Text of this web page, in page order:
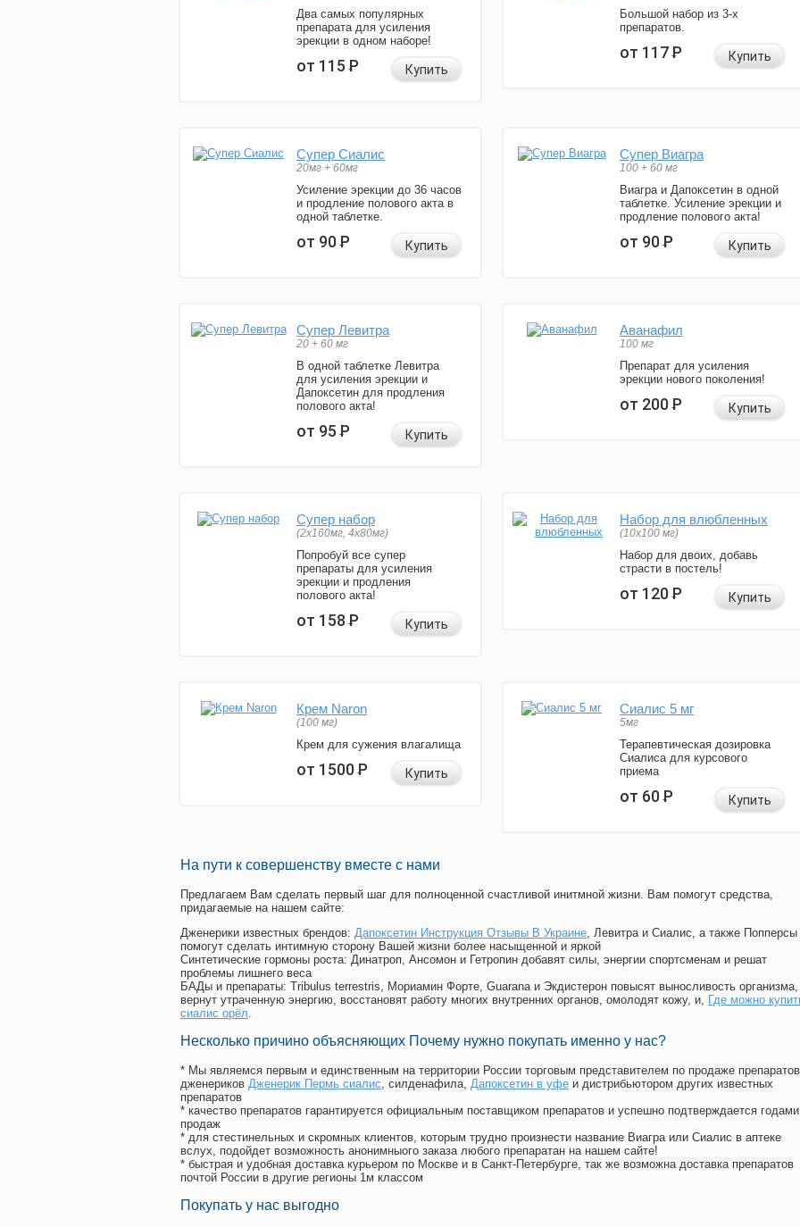
Два самых популярных
препарата для усиления
эрекции в одном наборе!
от 115Р Купить
Большой набор из 3-х
препаратов.
от 117Р Купить
Супер Сиалис
20мг + 60мг
Усиление эрекции до 36 часов
и продление полового акта в
одной таблетке.
от 90Р Купить
Супер Виагра
100 + 60 мг
Виагра и Дапоксетин в одной
таблетке. Усиление эрекции и
продление полового акта!
от 90Р Купить
Супер Левитра
20 + 60 мг
В одной таблетке Левитра
для усиления эрекции и
Дапоксетин для продления
полового акта!
от 95Р Купить
Аванафил
100 мг
Препарат для усиления
эрекции нового поколения!
от 200Р Купить
Супер набор
(2х160мг, 4х80мг)
Попробуй все супер
препараты для усиления
эрекции и продления
полового акта!
от 158Р Купить
Набор для влюбленных
(10х100 мг)
Набор для двоих, добавь
страсти в постель!
от 120Р Купить
Крем Naron
(100 мг)
Крем для сужения влагалища
от 1500Р Купить
Сиалис 5 мг
5мг
Терапевтическая дозировка
Сиалиса для курсового
приема
от 60Р Купить
На пути к совершенству вместе с нами
Предлагаем Вам сделать первый шаг для полноценной счастливой инитмной жизни. Вам помогут средства,
придагаемые на нашем сайте:
Дженерики известных брендов: Дапоксетин Инструкция Отзывы В Украине, Левитра и Сиалис, а также Попперсы
помогут сделать интимную сторону Вашей жизни более насыщенной и яркой
Синтетические гормоны роста: Динатроп, Ансомон и Гетропин добавят силы, энергии спортсменам и решат
проблемы лишнего веса
БАДы и препараты: Tribulus terrestris, Мориамин Форте, Guarana и Экдистерон повысят выносливость организма,
вернут утраченную энергию, восстановят работу многих внутренних органов, омолодят кожу, и, Где можно
сиалис орёл.
Несколько причино объясняющих Почему нужно покупать именно у нас?
* Мы являемся первым и единственным на территории России торговым представителем по продаже препаратов
дженериков Дженерик Пермь сиалис, силденафила, Дапоксетин в уфе и дистрибьютором других известных
препаратов
* качество препаратов гарантируется официальным поставщиком препаратов и успешно подтверждается годами
продаж
* для стестинельных и скромных клиентов, которым трудно произнести название Виагра или Сиалис в аптеке
вслух, подойдет возможность анонимныого заказа любого препаратан на нашем сайте!
* быстрая и удобная доставка курьером по Москве и в Санкт-Петербурге, так же возможна доставка препаратов
почтой России в другие регионы 1м классом
Покупать у нас выгодно